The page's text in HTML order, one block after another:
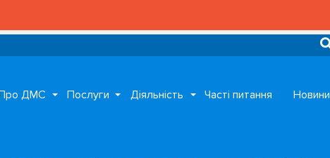
ДМС Послуги Діяльність Часті питання Новини